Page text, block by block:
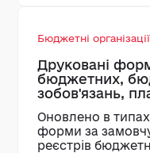
Бюджетні організації
Друковані
бюджетних,
зобов'язань,
Оновлено в
форми за
реєстрів